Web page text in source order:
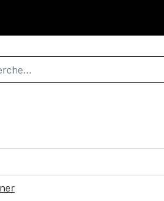
recherche